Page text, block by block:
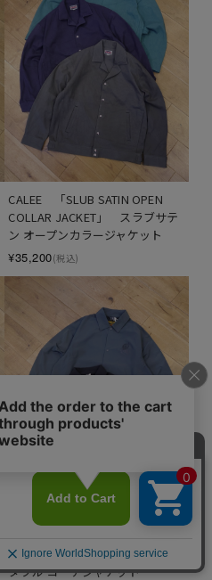
CALEE　「SLUB SATIN OPEN
COLLAR JACKET」　スラブサテ
ン オープンカラージャケット
¥35,200(税込)
JACKET <EXCLUSIVE>」　ポケッ
タブル コーチジャケット